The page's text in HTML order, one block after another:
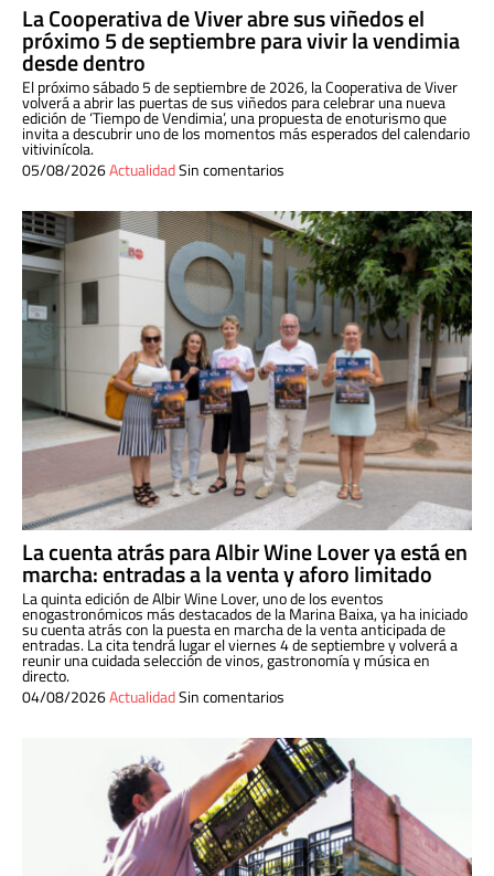
La Cooperativa de Viver abre sus viñedos el
próximo 5 de septiembre para vivir la vendimia
desde dentro
El próximo sábado 5 de septiembre de 2026, la Cooperativa de Viver
volverá a abrir las puertas de sus viñedos para celebrar una nueva
edición de ‘Tiempo de Vendimia’, una propuesta de enoturismo que
invita a descubrir uno de los momentos más esperados del calendario
vitivinícola.
05/08/2026ActualidadSin comentarios
La cuenta atrás para Albir Wine Lover ya está en
marcha: entradas a la venta y aforo limitado
La quinta edición de Albir Wine Lover, uno de los eventos
enogastronómicos más destacados de la Marina Baixa, ya ha iniciado
su cuenta atrás con la puesta en marcha de la venta anticipada de
entradas. La cita tendrá lugar el viernes 4 de septiembre y volverá a
reunir una cuidada selección de vinos, gastronomía y música en
directo.
04/08/2026ActualidadSin comentarios